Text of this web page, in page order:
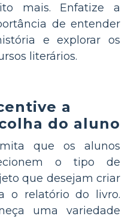
mais. Enfatize a
de entender
e explorar os
literários.
a
do aluno
que os alunos
o tipo de
que desejam criar
o relatório do livro.
uma variedade